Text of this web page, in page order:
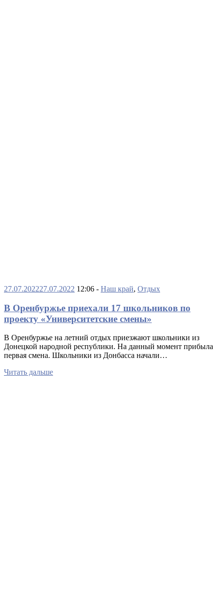
27.07.202227.07.2022 12:06 - Наш край, Отдых
В Оренбуржье приехали 17 школьников по
проекту «Университетские смены»
В Оренбуржье на летний отдых приезжают школьники из
Донецкой народной республики. На данный момент прибыла
первая смена. Школьники из Донбасса начали…
Читать дальше